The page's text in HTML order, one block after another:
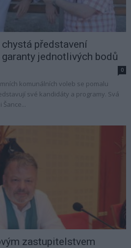
představení
jednotlivých bodů
0
komunálních voleb se pomalu
své kandidáty a programy. Svá
zastupitelstvem